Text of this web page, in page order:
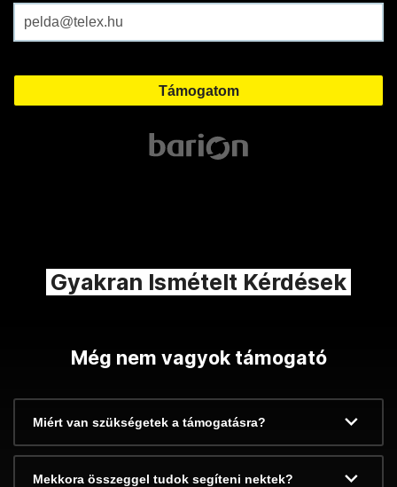
Gyakran Ismételt Kérdések
Még nem vagyok támogató
Miért van szükségetek a támogatásra?
Mekkora összeggel tudok segíteni nektek?